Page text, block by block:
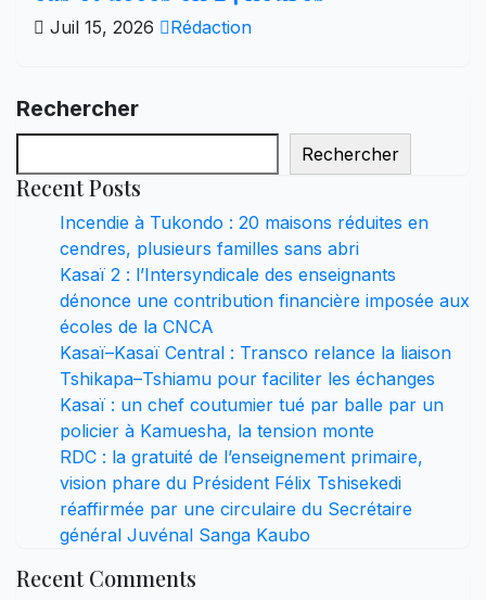
Juil 15, 2026 Rédaction
Rechercher
Rechercher
Recent Posts
Incendie à Tukondo : 20 maisons réduites en
cendres, plusieurs familles sans abri
Kasaï 2 : l’Intersyndicale des enseignants
dénonce une contribution financière imposée aux
écoles de la CNCA
Kasaï–Kasaï Central : Transco relance la liaison
Tshikapa–Tshiamu pour faciliter les échanges
Kasaï : un chef coutumier tué par balle par un
policier à Kamuesha, la tension monte
RDC : la gratuité de l’enseignement primaire,
vision phare du Président Félix Tshisekedi
réaffirmée par une circulaire du Secrétaire
général Juvénal Sanga Kaubo
Recent Comments